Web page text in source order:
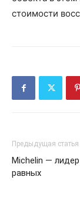
стоимости
Предыдущая статья
Michelin —
равных